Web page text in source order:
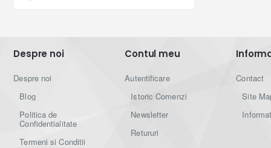
Întreţinere:
- sespală ușor la temperaturi scăzute, nu mai mari
de30 grade C
- sunt suficienți detergenții normali, fără înălbitori
Despre noi
Despre noi
Blog
Politica de
Confidentialitate
Termeni si Conditii
Contul meu
Autentificare
Istoric Comenzi
Newsletter
Retururi
Contact
Site